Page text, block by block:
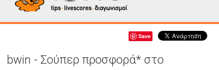
Save
bwin - Σούπερ προσφορά* στο